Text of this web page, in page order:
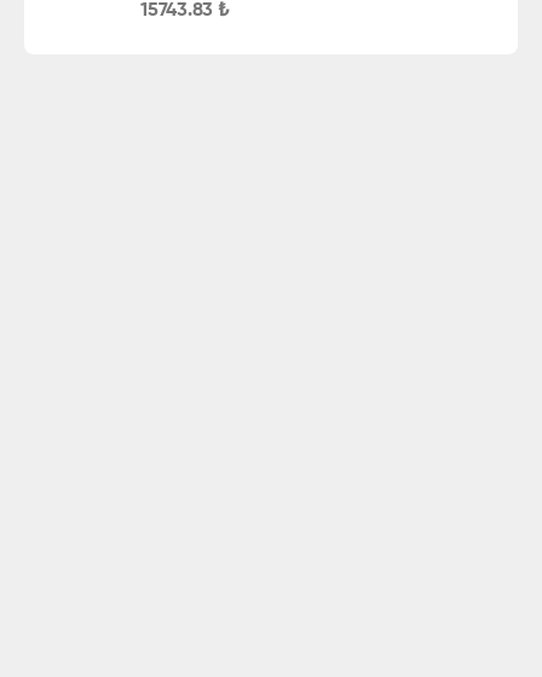
15743.83 ₺